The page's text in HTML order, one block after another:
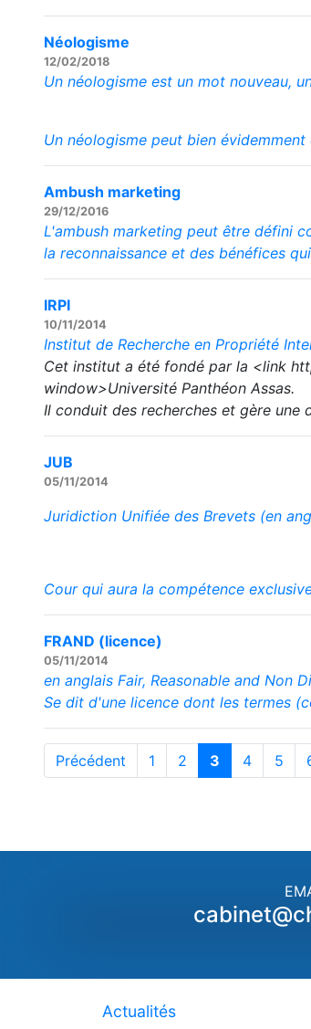
Néologisme
12/02/2018
Un néologisme est un mot nouveau,
Un néologisme peut bien
Ambush marketing
29/12/2016
L'ambush marketing peut être défini
la reconnaissance et des bénéfices
IRPI
10/11/2014
Institut de Recherche en Propriété
Cet institut a été fondé par la <link
window>Université Panthéon Assas.
Il conduit des recherches et gère une
JUB
05/11/2014
Juridiction Unifiée des Brevets (en
Cour qui aura la compétence
FRAND (licence)
05/11/2014
en anglais Fair, Reasonable and Non
Se dit d'une licence dont les termes
Précédent 1 2 3 4 5
Actualités